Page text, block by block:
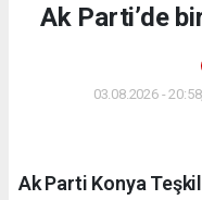
Ak Parti’de
03.08.2026 -
Ak Parti Konya